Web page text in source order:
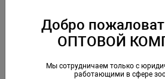
Добро
ОПТОВОЙ
Мы сотрудничаем только с
работающими в сфере